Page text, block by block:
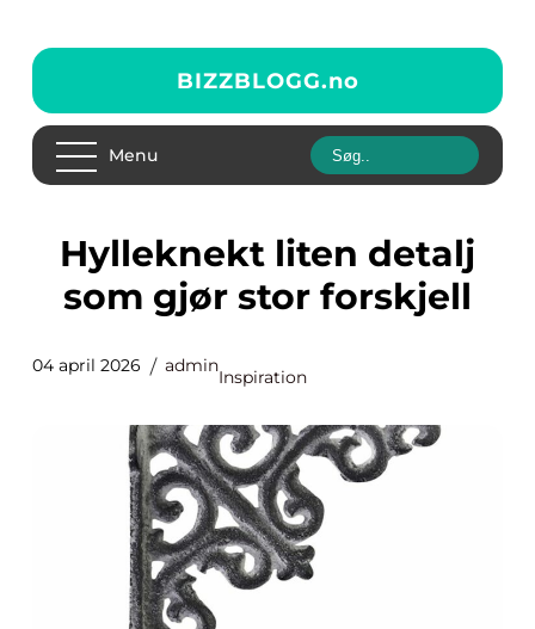
BIZZBLOGG.no
Menu
Hylleknekt liten detalj
som gjør stor forskjell
04 april 2026 admin
Inspiration